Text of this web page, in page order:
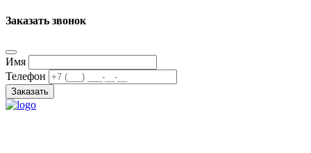
Заказать звонок
Имя
Телефон
Заказать